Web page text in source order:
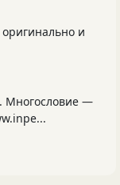
и
Многословие —